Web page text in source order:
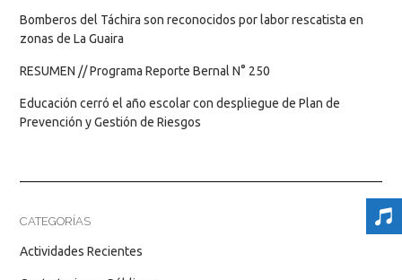
Bomberos del Táchira son reconocidos por labor rescatista en
zonas de La Guaira
RESUMEN // Programa Reporte Bernal N° 250
Educación cerró el año escolar con despliegue de Plan de
Prevención y Gestión de Riesgos
CATEGORÍAS
Actividades Recientes